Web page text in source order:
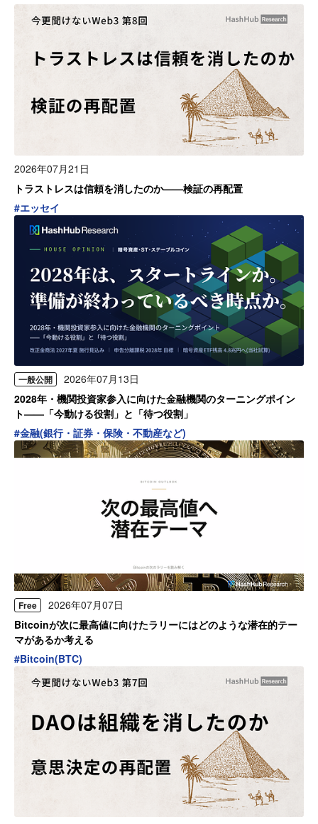
2026年07月21日
トラストレスは信頼を消したのか——検証の再配置
#エッセイ
一般公開
2026年07月13日
2028年・機関投資家参入に向けた金融機関のターニングポイン
ト——「今動ける役割」と「待つ役割」
#金融(銀行・証券・保険・不動産など)
Free
2026年07月07日
Bitcoinが次に最高値に向けたラリーにはどのような潜在的テー
マがあるか考える
#Bitcoin(BTC)